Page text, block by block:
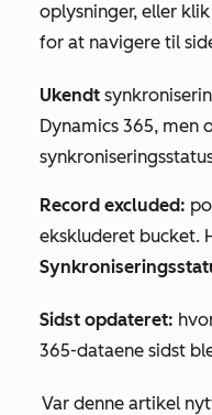
oplysninger, eller
for at navigere til
Ukendt
Dynamics 365, men
Record excluded:
ekskluderet bucket.
Sidst opdateret:
365-dataene sidst
Var denne artikel